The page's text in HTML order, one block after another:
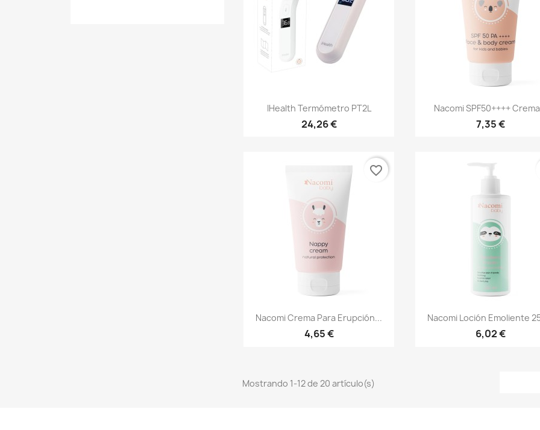
Vista rápida
IHealth Termómetro PT2L
24,26 €
Vista rápida
Nacomi SPF50++++
7,35 €
Vista rápida
Nacomi Crema Para Erupción...
4,65 €
favorite_border
Vista rápida
Nacomi Loción Emoliente
6,02 €
Mostrando 1-12 de 20 artículo(s)